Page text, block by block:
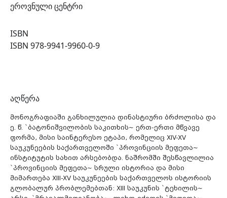
ეროვნული ცენტრი
ISBN
ISBN 978-9941-9960-0-9
აღწერა
მონოგრაფიაში განხილულია დინასტიური ბრძოლისა და
ე. წ. `ბატონიშვილობის საკითხის~ ერთ-ერთი მწვავე
ფორმა, მისი საინტერესო ეტაპი, რომელიც XIV-XV
საუკუნეების საქართველოში `პროვინციის მეფეთა~
ინსტიტუტის სახით არსებობდა. ნაშრომში შესწავლილია
`პროვინციის მეფეთა~ სრული ისტორია და მისი
მიმართება XIII-XV საუკუნეების საქართველოს ისტორიის
გლობალურ პრობლემებთან: XIII საუკუნის `ტეხილის~